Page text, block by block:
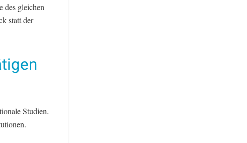
des gleichen
statt der
Studien.